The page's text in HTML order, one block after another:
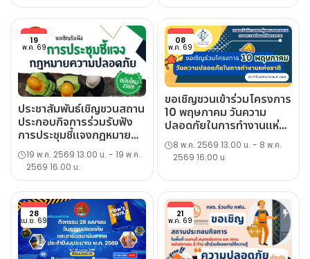
19
พ.ค. 69
ประชาสัมพันธ์เชิญชวนสถาน
ประกอบกิจการร่วมรับฟัง
การประชุมชี้แจงกฎหมาย
ความปลอดภัย (ฉบับใหม่)
19 พ.ค. 2569 13.00 น. - 19 พ.ค.
2569 16.00 น.
08
พ.ค. 69
ขอเชิญชวนเข้าร่วมโครงการ
10 พฤษภาคม วันความ
ปลอดภัยในการทำงานแห่ง
ชาติ ประจำปีงบประมาณ
พ.ศ. 2569
8 พ.ค. 2569 13.00 น. - 8 พ.ค.
2569 16.00 น.
28
เม.ย. 69
21
พ.ค. 69